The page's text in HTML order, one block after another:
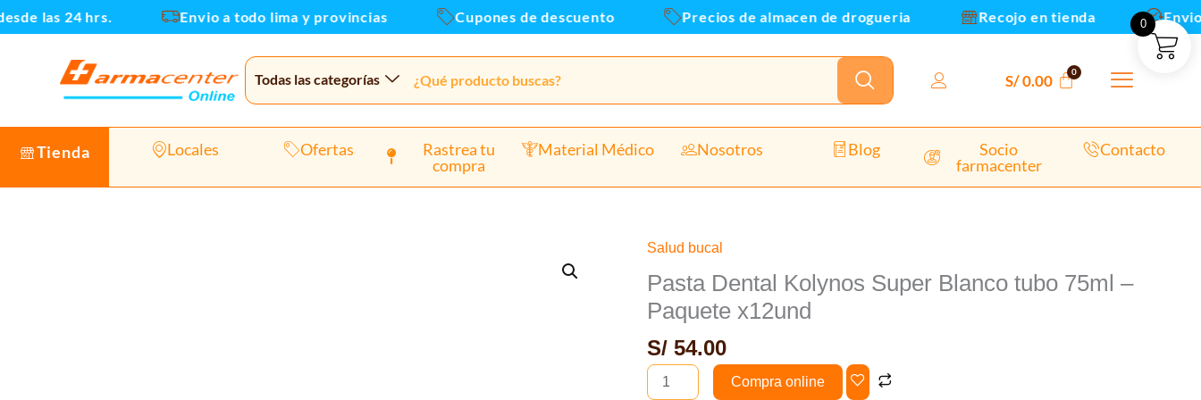
Ir
al
las 24 hrs. Envio a todo lima y provincias Cupones de descuento Precios de almacen de drogueria Recojo en tienda Envios y
Todas las categorías S/0.00
Tienda Locales Ofertas
Rastrea tu
compra
Material Médico Nosotros Blog
Socio
farmacenter
Contacto
Salud bucal
Pasta Dental Kolynos Super Blanco tubo 75ml –
Paquete x12und
S/ 54.00
Pasta
Dental
Super
Blanco
tubo
75ml
Compra online
0